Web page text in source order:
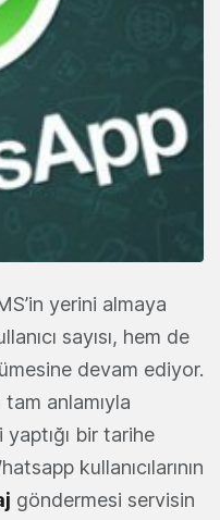
yerini almaya
sayısı, hem de
devam ediyor.
anlamıyla
bir tarihe
kullanıcılarının
göndermesi servisin